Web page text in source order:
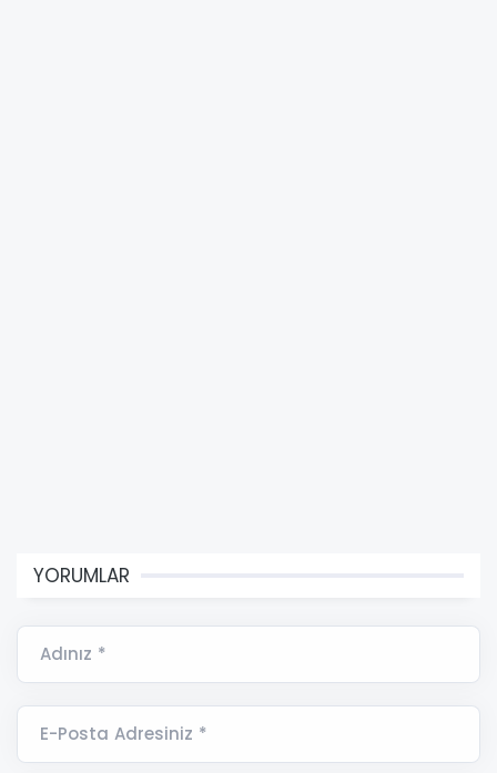
YORUMLAR
Adınız *
E-Posta Adresiniz *